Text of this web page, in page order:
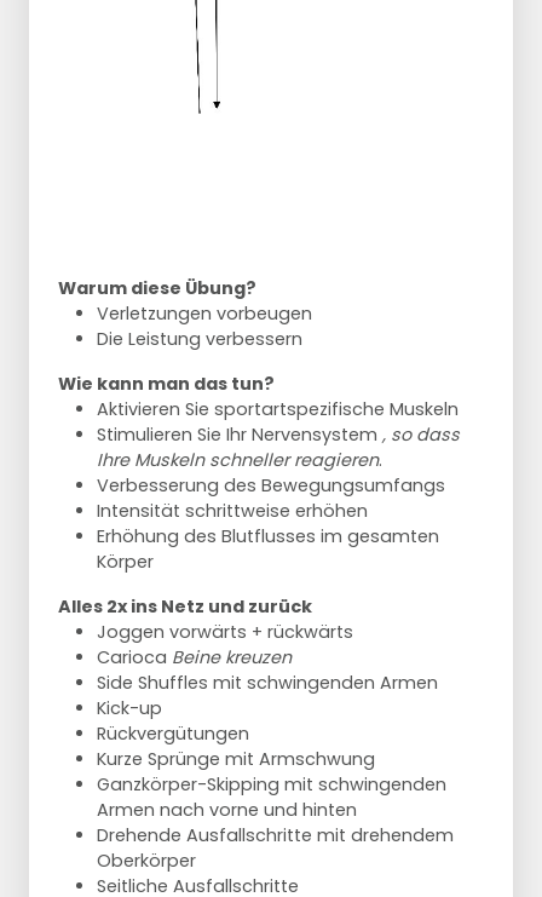
Warum diese Übung?
Verletzungen vorbeugen
Die Leistung verbessern
Wie kann man das tun?
Aktivieren Sie sportartspezifische Muskeln
Stimulieren Sie Ihr Nervensystem , so dass
Ihre Muskeln schneller reagieren.
Verbesserung des Bewegungsumfangs
Intensität schrittweise erhöhen
Erhöhung des Blutflusses im gesamten
Körper
Alles 2x ins Netz und zurück
Joggen vorwärts + rückwärts
Carioca Beine kreuzen
Side Shuffles mit schwingenden Armen
Kick-up
Rückvergütungen
Kurze Sprünge mit Armschwung
Ganzkörper-Skipping mit schwingenden
Armen nach vorne und hinten
Drehende Ausfallschritte mit drehendem
Oberkörper
Seitliche Ausfallschritte